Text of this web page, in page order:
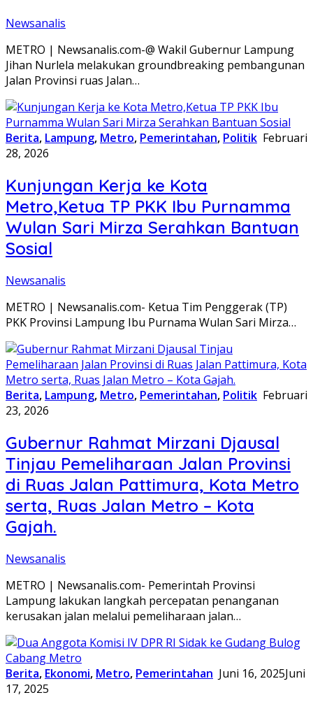
Newsanalis
METRO | Newsanalis.com-@ Wakil Gubernur Lampung
Jihan Nurlela melakukan groundbreaking pembangunan
Jalan Provinsi ruas Jalan…
Berita, Lampung, Metro, Pemerintahan, Politik Februari
28, 2026
Kunjungan Kerja ke Kota
Metro,Ketua TP PKK Ibu Purnamma
Wulan Sari Mirza Serahkan Bantuan
Sosial
Newsanalis
METRO | Newsanalis.com- Ketua Tim Penggerak (TP)
PKK Provinsi Lampung Ibu Purnama Wulan Sari Mirza…
Berita, Lampung, Metro, Pemerintahan, Politik Februari
23, 2026
Gubernur Rahmat Mirzani Djausal
Tinjau Pemeliharaan Jalan Provinsi
di Ruas Jalan Pattimura, Kota Metro
serta, Ruas Jalan Metro – Kota
Gajah.
Newsanalis
METRO | Newsanalis.com- Pemerintah Provinsi
Lampung lakukan langkah percepatan penanganan
kerusakan jalan melalui pemeliharaan jalan…
Berita, Ekonomi, Metro, Pemerintahan Juni 16, 2025Juni
17, 2025